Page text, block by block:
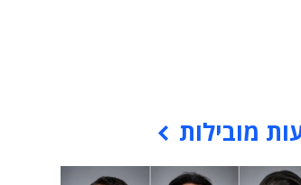
מובילות